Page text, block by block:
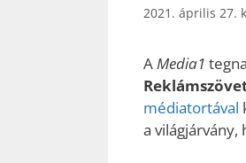
2021. április 27.
AMedia1
médiatortával
a világjárvány,